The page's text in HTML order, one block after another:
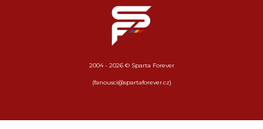
2004 - 2026 © Sparta Forever
(fanousci@spartaforever.cz)